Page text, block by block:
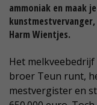
ammoniak en maak
Harm Wientjes.
Het
broer Teun runt,
mestvergister en